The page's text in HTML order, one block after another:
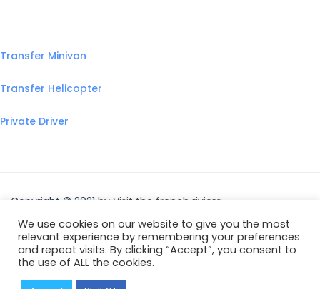
Transfer Minivan
Transfer Helicopter
Private Driver
Copyright © 2021 by Visit the french riviera
We use cookies on our website to give you the most
relevant experience by remembering your preferences
and repeat visits. By clicking “Accept”, you consent to
the use of ALL the cookies.